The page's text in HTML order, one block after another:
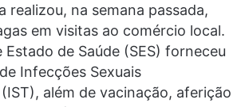
realizou, na semana passada,
em visitas ao comércio local.
Estado de Saúde (SES) forneceu
Infecções Sexuais
além de vacinação, aferição